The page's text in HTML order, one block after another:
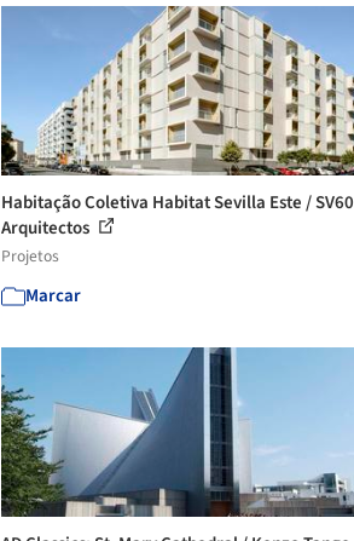
Habitação Coletiva Habitat Sevilla Este / SV60
Arquitectos
Projetos
Marcar